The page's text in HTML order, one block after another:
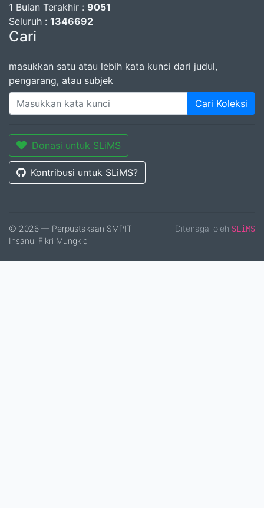
1 Bulan Terakhir : 9051
Seluruh : 1346692
Cari
masukkan satu atau lebih kata kunci dari judul,
pengarang, atau subjek
Cari Koleksi
Donasi untuk SLiMS
Kontribusi untuk SLiMS?
© 2026 — Perpustakaan SMPIT
Ihsanul Fikri Mungkid
Ditenagai oleh SLiMS